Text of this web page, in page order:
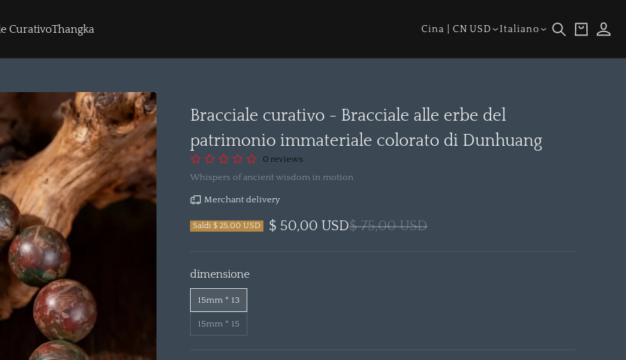
CurativoThangka Paese/regione
Cina | CN USD Lingua
Italiano CarrelloAccedi
Bracciale curativo - Bracciale alle erbe del
patrimonio immateriale colorato di Dunhuang
0 reviews
Whispers of ancient wisdom in motion
Merchant delivery
$ 50,00 USD$ 75,00 USD
Saldi $ 25,00 USD
dimensione
15mm * 13
15mm * 15